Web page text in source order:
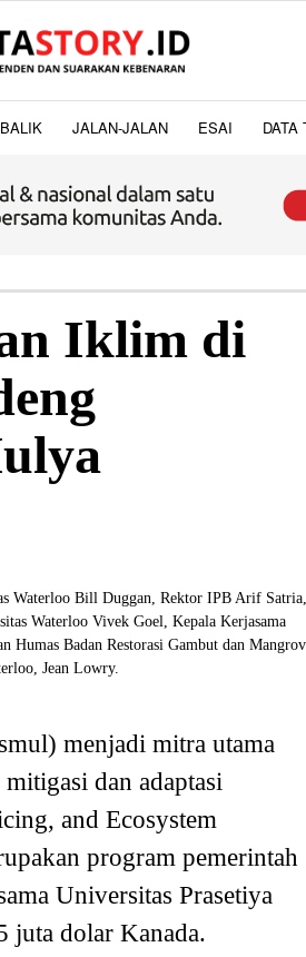
JALAN-JALAN ESAI DATA
Iklim di
Waterloo Bill Duggan, Rektor IPB Arif Satria,
Waterloo Vivek Goel, Kepala Kerjasama
Humas Badan Restorasi Gambut dan
Jean Lowry.
menjadi mitra utama
dan adaptasi
and Ecosystem
program pemerintah
Universitas Prasetiya
juta dolar Kanada.